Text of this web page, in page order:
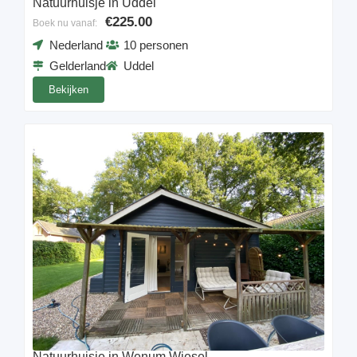
Boek nu vanaf: €225.00
Nederland
Gelderland
10 personen
Uddel
Bekijken